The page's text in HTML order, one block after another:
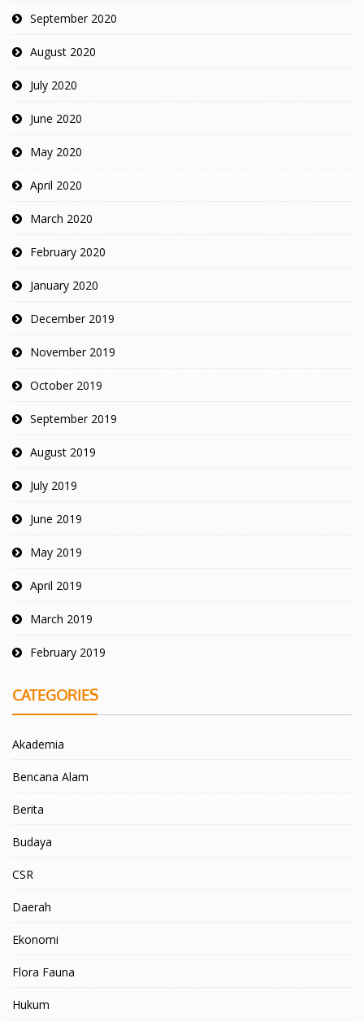
September 2020
August 2020
July 2020
June 2020
May 2020
April 2020
March 2020
February 2020
January 2020
December 2019
November 2019
October 2019
September 2019
August 2019
July 2019
June 2019
May 2019
April 2019
March 2019
February 2019
CATEGORIES
Akademia
Bencana Alam
Berita
Budaya
CSR
Daerah
Ekonomi
Flora Fauna
Hukum